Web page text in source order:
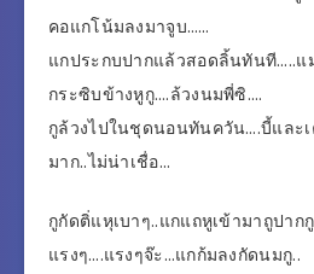
คอแกโน้มลงมาจูบ……
แกประกบปากแล้วสอดลิ้นทันที…..แ
กระซิบข้างหูกู….ล้วงนมพี่ซิ….
กูล้วงไปในชุดนอนทันควัน….บี้และ
มาก..ไม่น่าเชื่อ…
กูกัดติ่แหุเบาๆ..แกแถหูเข้ามาถูปาก
แรงๆ….แรงๆจ๊ะ…แกก้มลงกัดนมกู..